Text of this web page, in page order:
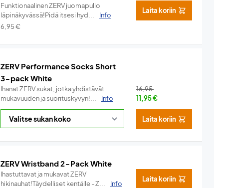
Funktionaalinen ZERV juomapullo
läpinäkyvässä!Pidä itsesi hyd...
Info
6,95€
Laita koriin
ZERV Performance Socks Short
3-pack White
Ihanat ZERV sukat, jotka yhdistävät
mukavuuden ja suorituskyvyn!...
Info
16,95
11,95€
Laita koriin
ZERV Wristband 2-Pack White
Ihastuttavat ja mukavat ZERV
hikinauhat!Täydelliset kentälle - Z...
Info
Laita koriin